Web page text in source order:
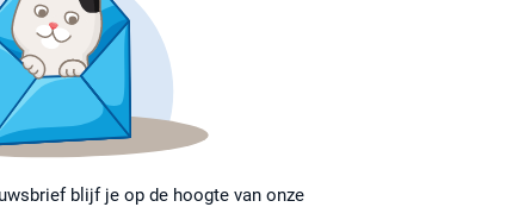
blijf je op de hoogte van onze